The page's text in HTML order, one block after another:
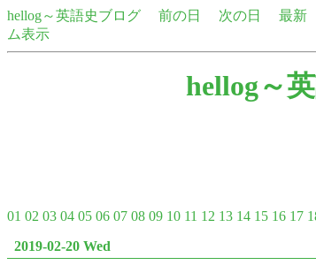
hellog～英語史ブログ 前の日 次の日 最新
ム表示
hellog～
01 02 03 04 05 06 07 08 09 10 11 12 13 14 15 16 17
2019-02-20 Wed